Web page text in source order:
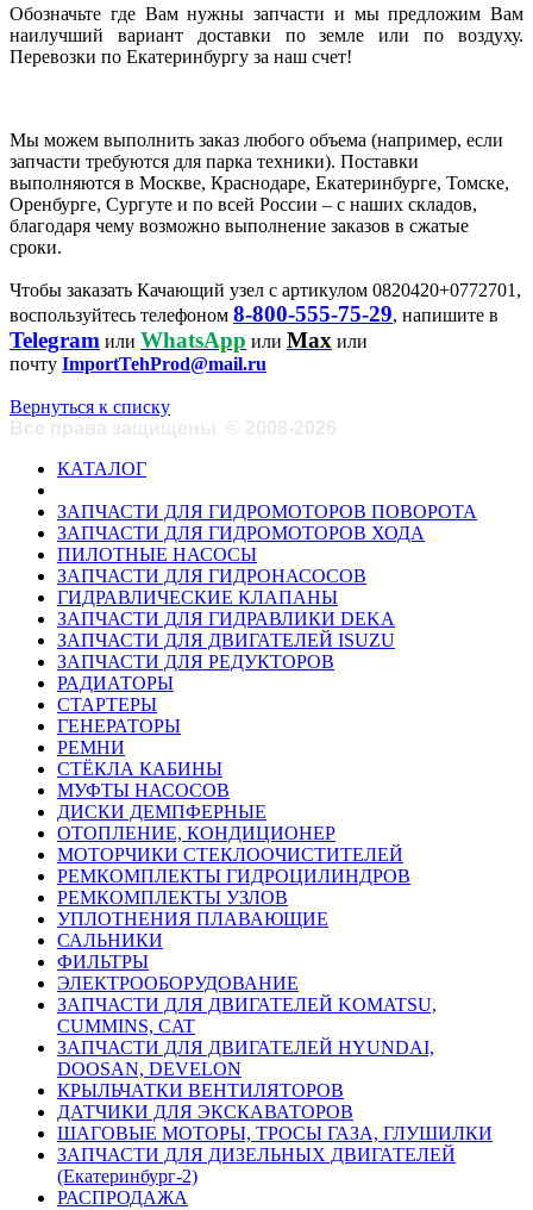
Обозначьте где Вам нужны запчасти и мы предложим Вам
наилучший вариант доставки по земле или по воздуху.
Перевозки по Екатеринбургу за наш счет!
Мы можем выполнить заказ любого объема (например, если
запчасти требуются для парка техники). Поставки
выполняются в Москве, Краснодаре, Екатеринбурге, Томске,
Оренбурге, Сургуте и по всей России – с наших складов,
благодаря чему возможно выполнение заказов в сжатые
сроки.
Чтобы заказать Качающий узел с артикулом 0820420+0772701,
воспользуйтесь телефоном 8-800-555-75-29, напишите в
Telegram или WhatsApp или Max или
почту ImportTehProd@mail.ru
Вернуться к списку
КАТАЛОГ
ЗАПЧАСТИ ДЛЯ ГИДРОМОТОРОВ ПОВОРОТА
ЗАПЧАСТИ ДЛЯ ГИДРОМОТОРОВ ХОДА
ПИЛОТНЫЕ НАСОСЫ
ЗАПЧАСТИ ДЛЯ ГИДРОНАСОСОВ
ГИДРАВЛИЧЕСКИЕ КЛАПАНЫ
ЗАПЧАСТИ ДЛЯ ГИДРАВЛИКИ DEKA
ЗАПЧАСТИ ДЛЯ ДВИГАТЕЛЕЙ ISUZU
ЗАПЧАСТИ ДЛЯ РЕДУКТОРОВ
РАДИАТОРЫ
СТАРТЕРЫ
ГЕНЕРАТОРЫ
РЕМНИ
СТЁКЛА КАБИНЫ
МУФТЫ НАСОСОВ
ДИСКИ ДЕМПФЕРНЫЕ
ОТОПЛЕНИЕ, КОНДИЦИОНЕР
МОТОРЧИКИ СТЕКЛООЧИСТИТЕЛЕЙ
РЕМКОМПЛЕКТЫ ГИДРОЦИЛИНДРОВ
РЕМКОМПЛЕКТЫ УЗЛОВ
УПЛОТНЕНИЯ ПЛАВАЮЩИЕ
САЛЬНИКИ
ФИЛЬТРЫ
ЭЛЕКТРООБОРУДОВАНИЕ
ЗАПЧАСТИ ДЛЯ ДВИГАТЕЛЕЙ KOMATSU,
CUMMINS, CAT
ЗАПЧАСТИ ДЛЯ ДВИГАТЕЛЕЙ HYUNDAI,
DOOSAN, DEVELON
КРЫЛЬЧАТКИ ВЕНТИЛЯТОРОВ
ДАТЧИКИ ДЛЯ ЭКСКАВАТОРОВ
ШАГОВЫЕ МОТОРЫ, ТРОСЫ ГАЗА, ГЛУШИЛКИ
ЗАПЧАСТИ ДЛЯ ДИЗЕЛЬНЫХ ДВИГАТЕЛЕЙ
(Екатеринбург-2)
РАСПРОДАЖА